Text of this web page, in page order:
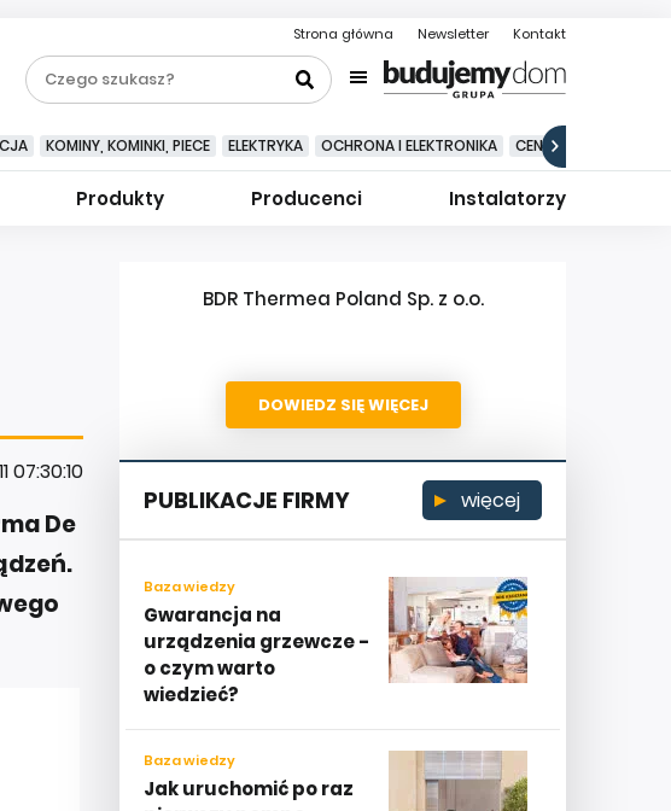
Strona główna Newsletter Kontakt
KOMINY, KOMINKI, PIECE ELEKTRYKA OCHRONA I ELEKTRONIKA CENTRALNE
Produkty Producenci Instalatorzy
07:30:10
De
BDR Thermea Poland Sp. z o.o.
DOWIEDZ SIĘ WIĘCEJ
PUBLIKACJE FIRMY więcej
Baza wiedzy
Gwarancja na
urządzenia grzewcze -
o czym warto
wiedzieć?
Baza wiedzy
Jak uruchomić po raz